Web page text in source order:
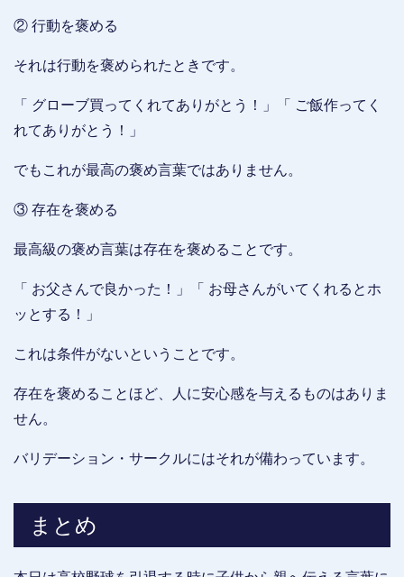
② 行動を褒める
それは行動を褒められたときです。
「 グローブ買ってくれてありがとう！」「 ご飯作ってく
れてありがとう！」
でもこれが最高の褒め言葉ではありません。
③ 存在を褒める
最高級の褒め言葉は存在を褒めることです。
「 お父さんで良かった！」「 お母さんがいてくれるとホ
ッとする！」
これは条件がないということです。
存在を褒めることほど、人に安心感を与えるものはありま
せん。
バリデーション・サークルにはそれが備わっています。
まとめ